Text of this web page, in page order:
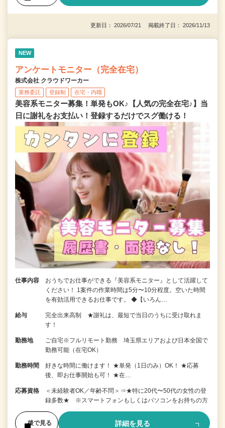
更新日： 2026/07/21 掲載終了日： 2026/11/13
NEW
アンケートモニター（完全在宅）
株式会社 クラウドワーカー
業務委託 登録制 在宅・内職
美容系モニター募集！単発もOK♪【人気の完全在宅♪】当
日に謝礼をお支払い！登録するだけでスグ働ける！
仕事内容
おうちでお仕事ができる『美容系モニター』として活躍して
ください！ 1案件の作業時間は5分〜10分程度。空いた時間
を有効活用できるお仕事です。 ◆【いろん…
給与
完全出来高制 ★謝礼は、最短で当日のうちに受け取れま
す！
勤務地
ご自宅※フルリモート勤務 埼玉県エリアおよび日本全国で
勤務可能（在宅OK）
勤務時間
好きな時間に働けます！ ★単発（1日のみ）OK！ ★応募
後、即お仕事開始も可！ ★在…
応募資格
＜未経験者OK／年齢不問＞⇒★特に20代〜50代の女性の登
録多数★ ※スマートフォンもしくはパソコンをお持ちの方
後で見る 詳細を見る